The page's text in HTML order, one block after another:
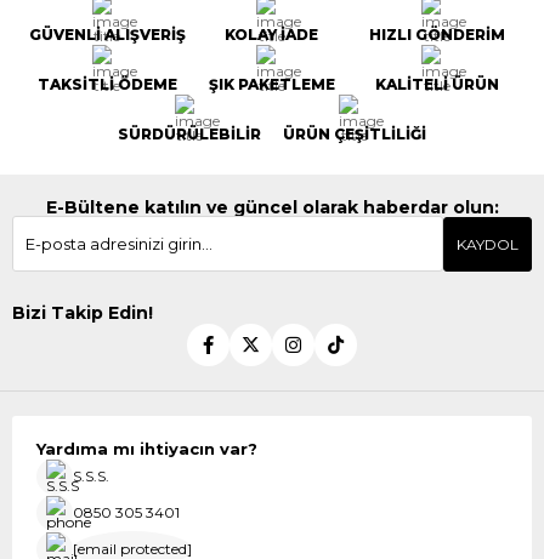
GÜVENLİ ALIŞVERİŞ KOLAY İADE HIZLI GÖNDERİM
TAKSİTLİ ÖDEME ŞIK PAKETLEME KALİTELİ ÜRÜN
SÜRDÜRÜLEBİLİR ÜRÜN ÇEŞİTLİLİĞİ
E-Bültene katılın ve güncel olarak haberdar olun:
KAYDOL
Bizi Takip Edin!
Yardıma mı ihtiyacın var?
S.S.S.
0850 305 3401
[email protected]